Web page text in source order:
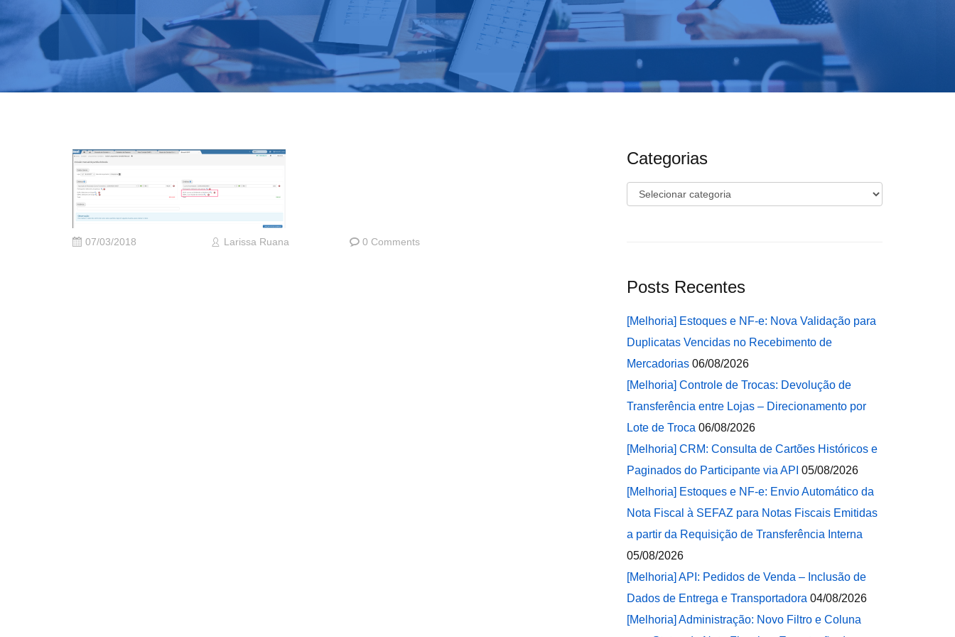
07/03/2018 Larissa Ruana 0 Comments
Categorias
Categorias
Posts Recentes
[Melhoria] Estoques e NF-e: Nova Validação para
Duplicatas Vencidas no Recebimento de
Mercadorias 06/08/2026
[Melhoria] Controle de Trocas: Devolução de
Transferência entre Lojas – Direcionamento por
Lote de Troca 06/08/2026
[Melhoria] CRM: Consulta de Cartões Históricos e
Paginados do Participante via API 05/08/2026
[Melhoria] Estoques e NF-e: Envio Automático da
Nota Fiscal à SEFAZ para Notas Fiscais Emitidas
a partir da Requisição de Transferência Interna
05/08/2026
[Melhoria] API: Pedidos de Venda – Inclusão de
Dados de Entrega e Transportadora 04/08/2026
[Melhoria] Administração: Novo Filtro e Coluna